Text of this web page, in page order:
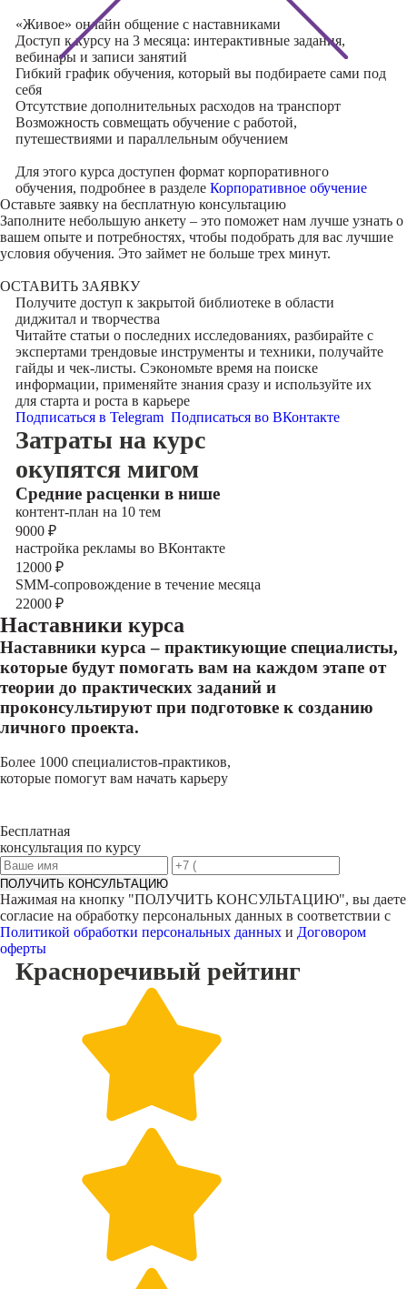
«Живое» онлайн общение с наставниками
Доступ к курсу на 3 месяца: интерактивные задания,
вебинары и записи занятий
Гибкий график обучения, который вы подбираете сами под
себя
Отсутствие дополнительных расходов на транспорт
Возможность совмещать обучение с работой,
путешествиями и параллельным обучением
Для этого курса доступен формат корпоративного
обучения, подробнее в разделе Корпоративное обучение
Оставьте заявку на бесплатную консультацию
Заполните небольшую анкету – это поможет нам лучше узнать о
вашем опыте и потребностях, чтобы подобрать для вас лучшие
условия обучения. Это займет не больше трех минут.
ОСТАВИТЬ ЗАЯВКУ
Получите доступ к закрытой библиотекев области
диджитал и творчества
Читайте статьи о последних исследованиях, разбирайте с
экспертами трендовые инструменты и техники, получайте
гайды и чек-листы. Сэкономьте время на поиске
информации, применяйте знания сразу и используйте их
для старта и роста в карьере
Подписаться в Telegram Подписаться во ВКонтакте
Затраты на курс
окупятся мигом
Cредние расценки в нише
контент-план на 10 тем
9000 ₽
настройка рекламы во ВКонтакте
12000 ₽
SMM-сопровождение в течение месяца
22000 ₽
Наставники курса
Наставники курса – практикующие специалисты,
которые будут помогать вам на каждом этапе от
теории до практических заданий и
проконсультируют при подготовке к созданию
личного проекта.
Более 1000 специалистов-практиков,
которые помогут вам начать карьеру
Бесплатная
консультация по курсу
ПОЛУЧИТЬ КОНСУЛЬТАЦИЮ
Нажимая на кнопку "ПОЛУЧИТЬ КОНСУЛЬТАЦИЮ", вы даете
согласие на обработку персональных данных в соответствии с
Политикой обработки персональных данных и Договором
оферты
Красноречивый рейтинг